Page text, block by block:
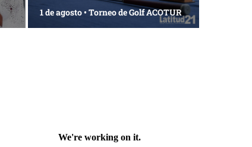
1 de agosto • Torneo de Golf ACOTUR